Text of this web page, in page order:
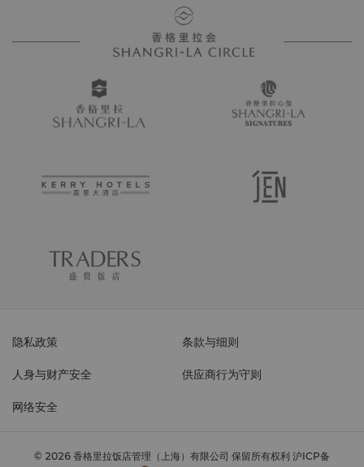
隐私政策 条款与细则
人身与财产安全 供应商行为守则
网络安全
© 2026 香格里拉饭店管理（上海）有限公司 保留所有权利 沪ICP备